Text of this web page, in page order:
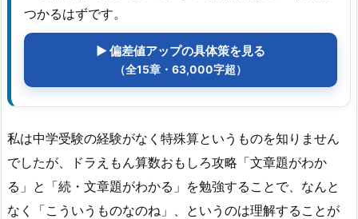
つかるはずです。
▶ 偏差値アップの具体策を見る
（全15章・63,000字超）
私は中学受験の経験がなく特殊算というものを知りません
でしたが、ドラえもん算数おもしろ攻略「文章題がわか
る」と「続・文章題がわかる」を勉強することで、なんと
なく「こういうものなのね」、というのは理解することが